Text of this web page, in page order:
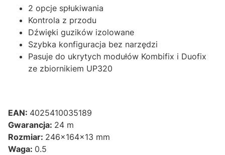
2 opcje spłukiwania
Kontrola z przodu
Dźwięki guzików izolowane
Szybka konfiguracja bez narzędzi
Pasuje do ukrytych modułów Kombifix i Duofix
ze zbiornikiem UP320
EAN: 4025410035189
Gwarancja: 24 m
Rozmiar: 246x164x13 mm
Waga: 0.5